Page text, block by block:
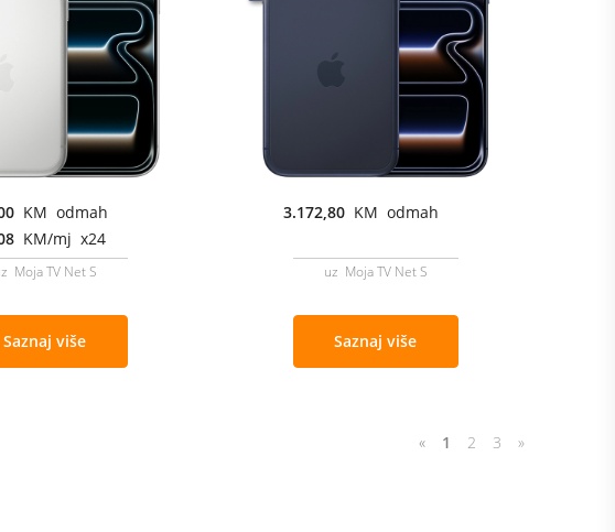
KM odmah
KM/mj x24
Moja TV Net S
Saznaj više
3.172,80 KM odmah
uz Moja TV Net S
Saznaj više
« 1 2 3 »